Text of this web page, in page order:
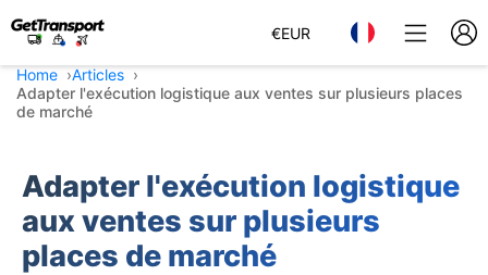
€EUR
Home
Articles
Adapter l'exécution logistique aux ventes sur plusieurs places
de marché
Adapter l'exécution logistique
aux ventes sur plusieurs
places de marché